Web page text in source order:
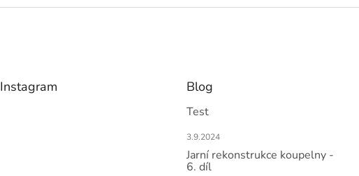
Instagram Blog
Test
3.9.2024
Jarní rekonstrukce koupelny -
6. díl